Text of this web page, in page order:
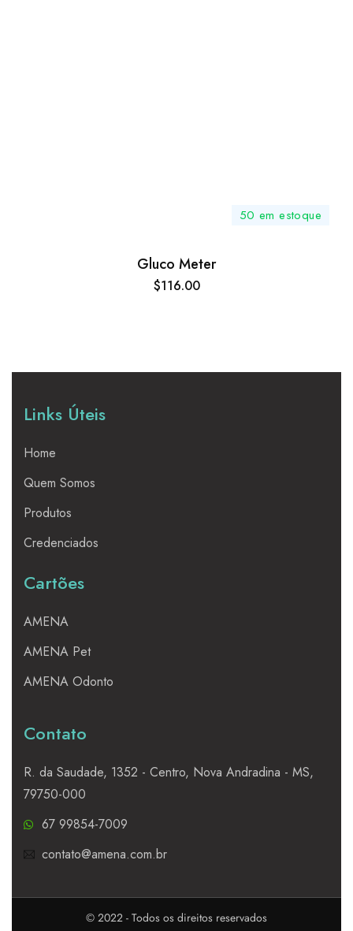
50 em estoque
Gluco Meter
$116.00
Links Úteis
Home
Quem Somos
Produtos
Credenciados
Cartões
AMENA
AMENA Pet
AMENA Odonto
Contato
R. da Saudade, 1352 - Centro, Nova Andradina - MS,
79750-000
67 99854-7009
contato@amena.com.br
© 2022 - Todos os direitos reservados